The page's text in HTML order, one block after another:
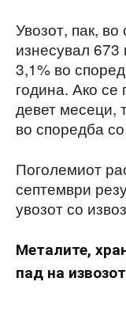
Увозот, пак,
изнесувал
3,1% во
година. Ако се
девет месеци,
во споредба
Поголемиот
септември
увозот со
Металите,
пад на извозот